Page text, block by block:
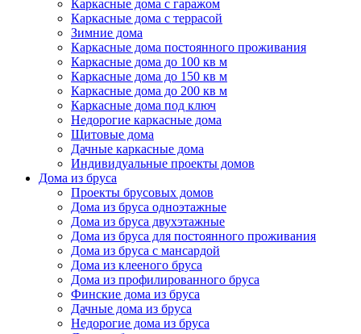
Каркасные дома с гаражом
Каркасные дома с террасой
Зимние дома
Каркасные дома постоянного проживания
Каркасные дома до 100 кв м
Каркасные дома до 150 кв м
Каркасные дома до 200 кв м
Каркасные дома под ключ
Недорогие каркасные дома
Щитовые дома
Дачные каркасные дома
Индивидуальные проекты домов
Дома из бруса
Проекты брусовых домов
Дома из бруса одноэтажные
Дома из бруса двухэтажные
Дома из бруса для постоянного проживания
Дома из бруса с мансардой
Дома из клееного бруса
Дома из профилированного бруса
Финские дома из бруса
Дачные дома из бруса
Недорогие дома из бруса